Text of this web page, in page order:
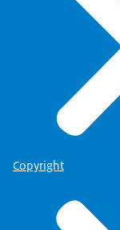
Copyright